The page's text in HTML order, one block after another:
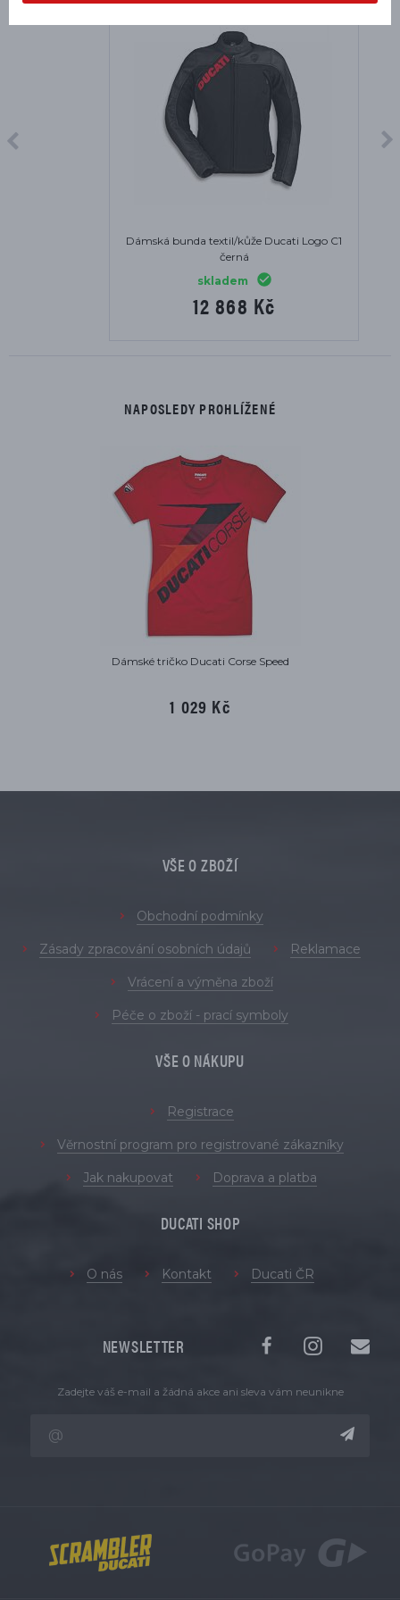
Dámská bunda textil/kůže Ducati Logo C1
skladem
12 868 Kč
NAPOSLEDY PROHLÍŽENÉ
Dámské tričko Ducati Corse Speed
1 029 Kč
VŠE O ZBOŽÍ
Obchodní podmínky
Zásady zpracování osobních údajů Reklamace
Vrácení a výměna zboží
Péče o zboží - prací symboly
VŠE O NÁKUPU
Registrace
Věrnostní program pro registrované zákazníky
Jak nakupovat Doprava a platba
DUCATI SHOP
O nás Kontakt Ducati ČR
NEWSLETTER
Zadejte váš e-mail a žádná akce ani sleva vám neunikne